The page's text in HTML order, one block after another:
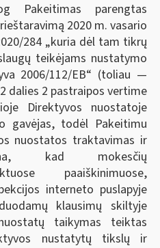
Pakeitimas parengtas
2020 m. vasario
284 „kuria dėl tam tikrų
teikėjams nustatymo
2006/112/EB“ (toliau —
dalies 2 pastraipos vertime
Direktyvos nuostatoje
gavėjas, todėl Pakeitimu
nuostatos traktavimas ir
kad mokesčių
paaiškinimuose,
interneto puslapyje
klausimų skiltyje
taikymas teiktas
nustatytų tikslų ir